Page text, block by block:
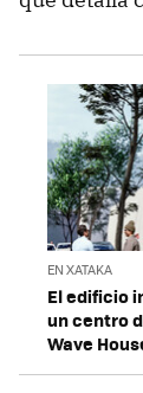
EN XATAKA
El edificio
un centro
Wave